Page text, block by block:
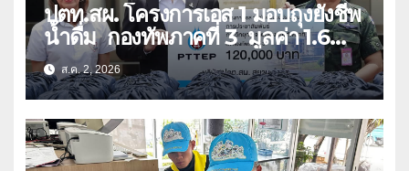
ปตท.สผ. โครงการเอส 1 มอบถุงยังชีพ
น้ำดื่ม กองทัพภาคที่ 3 มูลค่า 1.6
ล้านบาท
ส.ค. 2, 2026